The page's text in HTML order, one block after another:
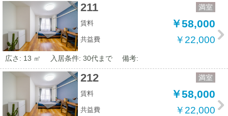
211 満室
賃料 ￥58,000
共益費 ￥22,000
広さ: 13 ㎡ 入居条件: 30代まで 備考:
212 満室
賃料 ￥58,000
共益費 ￥22,000